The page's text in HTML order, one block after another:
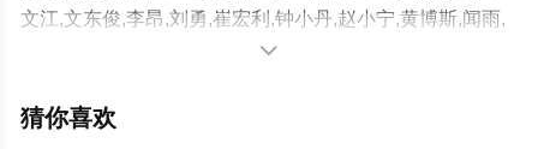
文江,文东俊,李昂,刘勇,崔宏利,钟小丹,赵小宁,黄博斯,闻雨,
卜文革,聂永新,吴长明等明星精彩演绎的中国大陆电影，手
多相关信息可移步至豆瓣电影、电视猫或剧情网等平台了

猜你喜欢